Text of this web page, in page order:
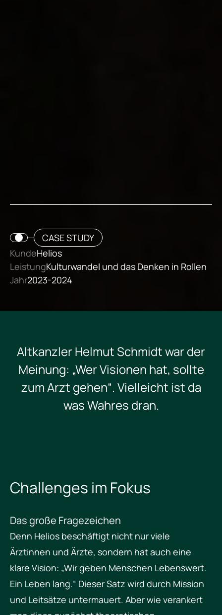
CASE STUDY
KundeHelios
LeistungKulturwandel und das Denken in Rollen
Jahr2023-2024
Altkanzler Helmut Schmidt war der
Meinung: „Wer Visionen hat, sollte
zum Arzt gehen“. Vielleicht ist da
was Wahres dran.
Challenges im Fokus
Das große Fragezeichen
Denn Helios beschäftigt nicht nur viele
Ärztinnen und Ärzte, sondern hat auch eine
klare Vision: „Wir geben Menschen Lebenswert.
Ein Leben lang.“ Dieser Satz wird durch Mission
und Leitsätze untermauert. Aber wie verankert